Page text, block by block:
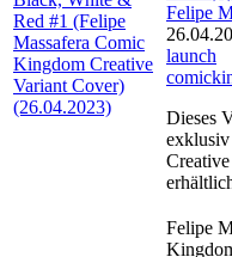
Felipe
launch
Dieses
Felipe